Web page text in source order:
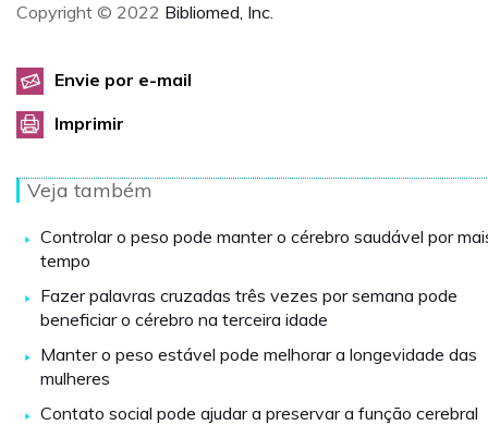
Copyright © 2022 Bibliomed, Inc.
Envie por e-mail
Imprimir
Veja também
Controlar o peso pode manter o cérebro saudável por
tempo
Fazer palavras cruzadas três vezes por semana pode
beneficiar o cérebro na terceira idade
Manter o peso estável pode melhorar a longevidade das
mulheres
Contato social pode ajudar a preservar a função cerebral